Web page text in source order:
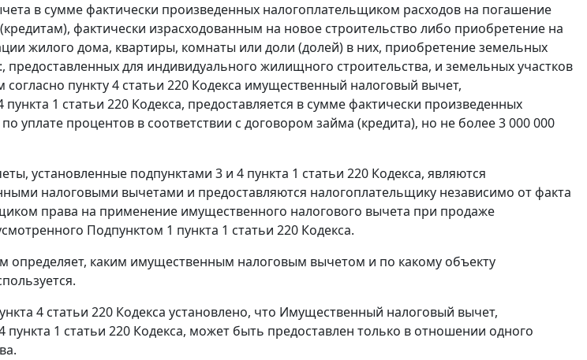
в сумме фактически произведенных налогоплательщиком расходов на погашение
фактически израсходованным на новое строительство либо приобретение на
жилого дома, квартиры, комнаты или доли (долей) в них, приобретение земельных
предоставленных для индивидуального жилищного строительства, и земельных участков
пункту 4 статьи 220 Кодекса имущественный налоговый вычет,
1 статьи 220 Кодекса, предоставляется в сумме фактически произведенных
уплате процентов в соответствии с договором займа (кредита), но не более 3 000 000
установленные подпунктами 3 и 4 пункта 1 статьи 220 Кодекса, являются
налоговыми вычетами и предоставляются налогоплательщику независимо от факта
права на применение имущественного налогового вычета при продаже
Подпунктом 1 пункта 1 статьи 220 Кодекса.
определяет, каким имущественным налоговым вычетом и по какому объекту
4 статьи 220 Кодекса установлено, что Имущественный налоговый вычет,
1 статьи 220 Кодекса, может быть предоставлен только в отношении одного